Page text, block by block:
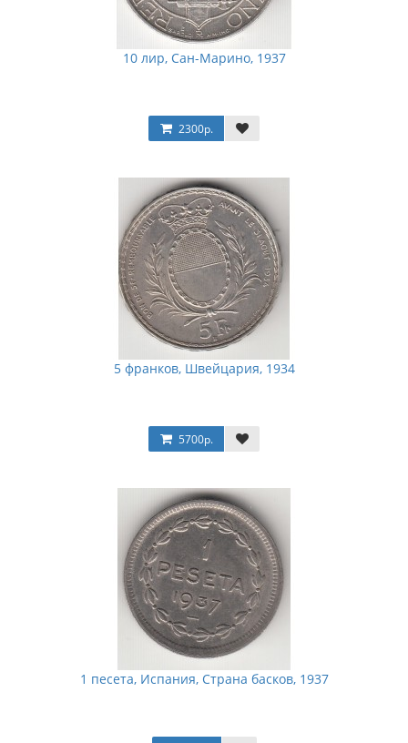
10 лир, Сан-Марино, 1937
2300р.
5 франков, Швейцария, 1934
5700р.
1 песета, Испания, Страна басков, 1937